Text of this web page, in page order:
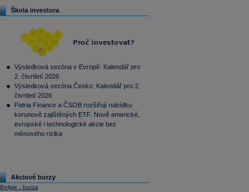
Škola investora
Výsledková sezóna v Evropě: Kalendář pro
2. čtvrtletí 2026
Výsledková sezóna Česko: Kalendář pro 2.
čtvrtletí 2026
Patria Finance a ČSOB rozšiřují nabídku
korunově zajištěných ETF. Nově americké,
evropské i technologické akcie bez
měnového rizika
Akciové burzy
Belgie - burza